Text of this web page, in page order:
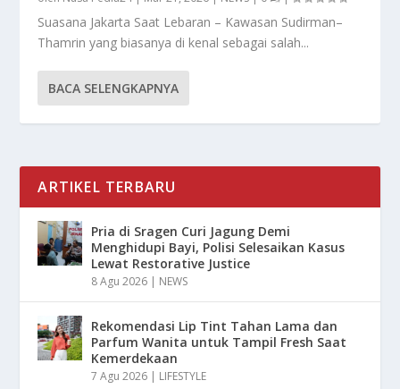
Suasana Jakarta Saat Lebaran – Kawasan Sudirman–
Thamrin yang biasanya di kenal sebagai salah...
BACA SELENGKAPNYA
ARTIKEL TERBARU
Pria di Sragen Curi Jagung Demi
Menghidupi Bayi, Polisi Selesaikan Kasus
Lewat Restorative Justice
8 Agu 2026 | NEWS
Rekomendasi Lip Tint Tahan Lama dan
Parfum Wanita untuk Tampil Fresh Saat
Kemerdekaan
7 Agu 2026 | LIFESTYLE